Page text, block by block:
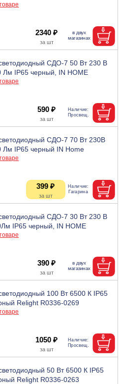
2340 ₽
СДО-7 50 Вт 230 В
Лм IP65 черный, IN HOME
590 ₽
СДО-7 70 Вт 230В
Лм IP65 черный IN Home
399 ₽
СДО-7 30 Вт 230 В
IP65 черный, IN HOME
390 ₽
100 Вт 6500 К IP65
Relight R0336-0269
1050 ₽
50 Вт 6500 К IP65
Relight R0336-0263